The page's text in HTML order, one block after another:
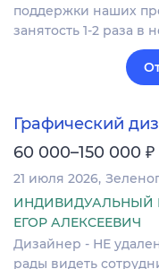
поддержки наших
занятость 1-2 раза в
Графический
60 000–150 000 ₽
21 июля 2026
ИНДИВИДУАЛЬНЫЙ
ЕГОР АЛЕКСЕЕВИЧ
Дизайнер - НЕ
рады видеть